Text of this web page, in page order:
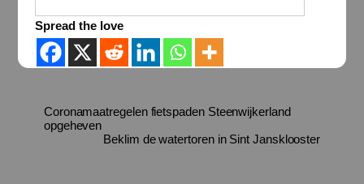
Spread the love
Coronamaatregelen fietspaden Steenwijkerland
opgeheven
Beklim de watertoren in Sint Jansklooster